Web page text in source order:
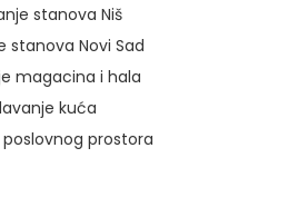
stanova Niš
stanova Novi Sad
magacina i hala
kuća
prostora